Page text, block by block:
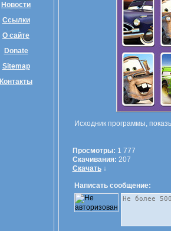
Исходник программы,
Просмотры: 1 777
Скачивания: 207
Скачать↓
Написать сообщение:
Новости
Ссылки
О сайте
Donate
Sitemap
Контакты